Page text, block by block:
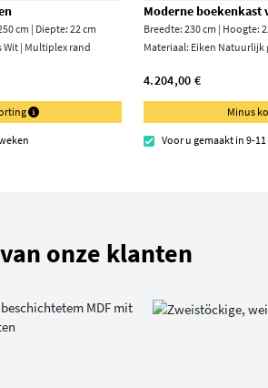
cm | Diepte: 22 cm
Wit | Multiplex rand
Moderne boekenkast
Breedte: 230 cm | Hoogte:
Materiaal: Eiken Natuurlijk
4.204,00 €
Minus
Voor u gemaakt in 9-
onze klanten